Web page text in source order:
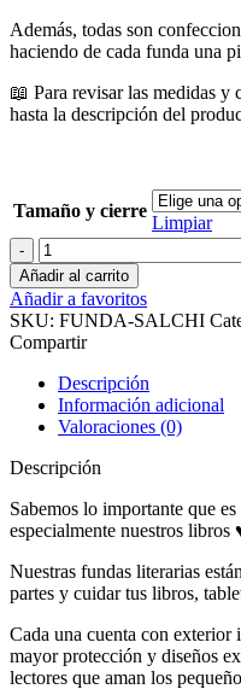
Además, todas son
haciendo de cada funda una
📖 Para revisar las medidas y
hasta la descripción del
Tamaño y cierre
Limpiar
Funda
|
Perrito
Salchicha
cantidad
Añadir al carrito
Añadir a favoritos
SKU: FUNDA-SALCHI
Compartir
Descripción
Información adicional
Valoraciones (0)
Descripción
Sabemos lo importante que
especialmente nuestros libros
Nuestras fundas literarias
partes y cuidar tus libros,
Cada una cuenta con exterior
mayor protección y diseños
lectores que aman los